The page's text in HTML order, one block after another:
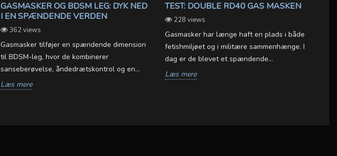
GASMASKER OG BDSM LEG: DYK NED
I EN SPÆNDENDE VERDEN
362 views
Gasmasker tilføjer en spændende dimension
til BDSM-leg, hvor de kombinerer
sanseberøvelse, åndedrætskontrol og en...
Læs mere
TEST: DOUBLE RD40 GAS MASKEN
228 views
Gasmasker har længe haft en plads i både
fetishmiljøet og i militære sammenhænge. I
dag er de blevet et spændende...
Læs mere